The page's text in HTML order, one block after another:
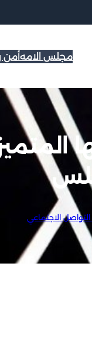
مجلس الامهأمن
الاجتماعي